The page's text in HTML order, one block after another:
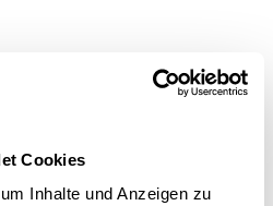
Cookies
Inhalte und Anzeigen zu